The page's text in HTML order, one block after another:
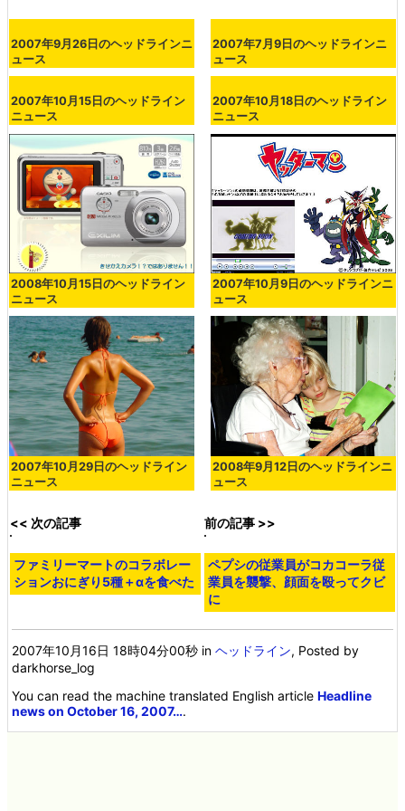
2007年9月26日のヘッドラインニ
ュース
2007年7月9日のヘッドラインニ
ュース
2007年10月15日のヘッドライン
ニュース
2007年10月18日のヘッドライン
ニュース
2008年10月15日のヘッドライン
ニュース
2007年10月9日のヘッドラインニ
ュース
2007年10月29日のヘッドライン
ニュース
2008年9月12日のヘッドラインニ
ュース
<< 次の記事
ファミリーマートのコラボレー
ションおにぎり5種＋αを食べた
前の記事 >>
ペプシの従業員がコカコーラ従
業員を襲撃、顔面を殴ってクビ
に
2007年10月16日 18時04分00秒 inヘッドライン, Posted by
darkhorse_log
You can read the machine translated English articleHeadline
news on October 16, 2007….